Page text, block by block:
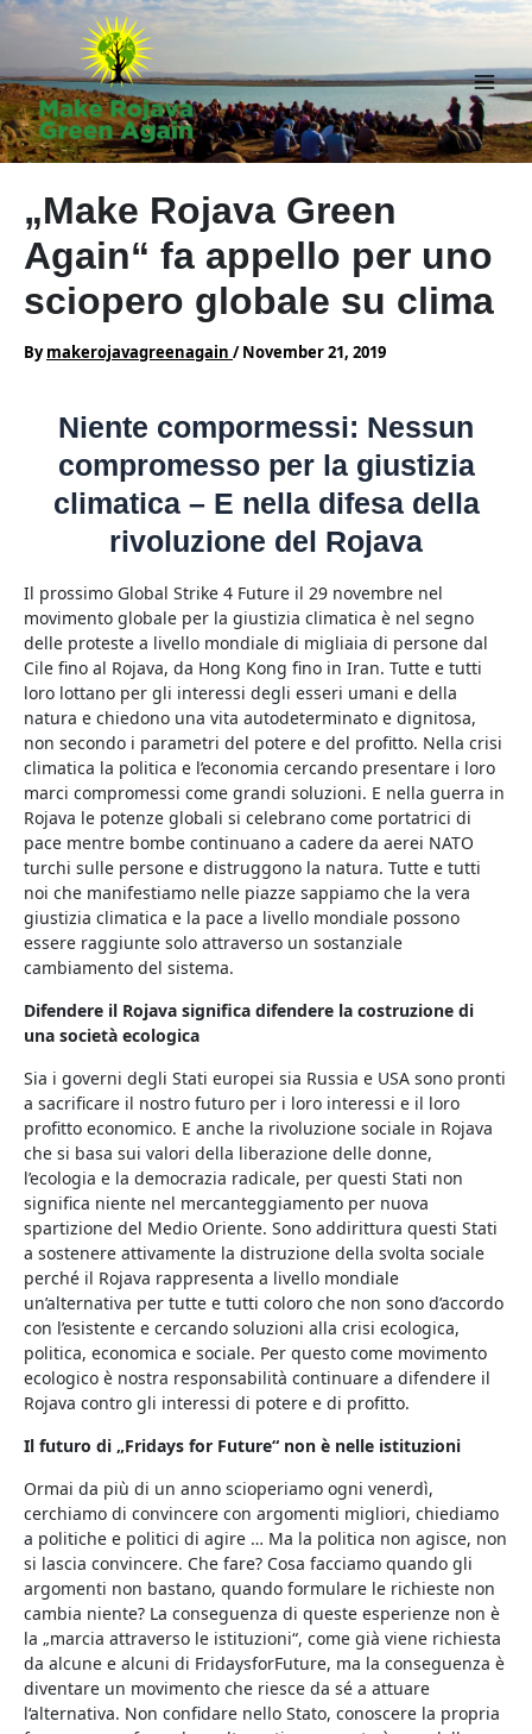
Skip
Main
„Make Rojava Green
Again“ fa appello per uno
sciopero globale su clima
Bymakerojavagreenagain /November 21, 2019
Niente compormessi: Nessun
compromesso per la giustizia
climatica – E nella difesa della
rivoluzione del Rojava
Il prossimo Global Strike 4 Future il 29 novembre nel
movimento globale per la giustizia climatica è nel segno
delle proteste a livello mondiale di migliaia di persone dal
Cile fino al Rojava, da Hong Kong fino in Iran. Tutte e tutti
loro lottano per gli interessi degli esseri umani e della
natura e chiedono una vita autodeterminato e dignitosa,
non secondo i parametri del potere e del profitto. Nella crisi
climatica la politica e l’economia cercando presentare i loro
marci compromessi come grandi soluzioni. E nella guerra in
Rojava le potenze globali si celebrano come portatrici di
pace mentre bombe continuano a cadere da aerei NATO
turchi sulle persone e distruggono la natura. Tutte e tutti
noi che manifestiamo nelle piazze sappiamo che la vera
giustizia climatica e la pace a livello mondiale possono
essere raggiunte solo attraverso un sostanziale
cambiamento del sistema.
Difendere il Rojava significa difendere la costruzione di
una società ecologica
Sia i governi degli Stati europei sia Russia e USA sono pronti
a sacrificare il nostro futuro per i loro interessi e il loro
profitto economico. E anche la rivoluzione sociale in Rojava
che si basa sui valori della liberazione delle donne,
l’ecologia e la democrazia radicale, per questi Stati non
significa niente nel mercanteggiamento per nuova
spartizione del Medio Oriente. Sono addirittura questi Stati
a sostenere attivamente la distruzione della svolta sociale
perché il Rojava rappresenta a livello mondiale
un’alternativa per tutte e tutti coloro che non sono d’accordo
con l’esistente e cercando soluzioni alla crisi ecologica,
politica, economica e sociale. Per questo come movimento
ecologico è nostra responsabilità continuare a difendere il
Rojava contro gli interessi di potere e di profitto.
Il futuro di „Fridays for Future“ non è nelle istituzioni
Ormai da più di un anno scioperiamo ogni venerdì,
cerchiamo di convincere con argomenti migliori, chiediamo
a politiche e politici di agire … Ma la politica non agisce, non
si lascia convincere. Che fare? Cosa facciamo quando gli
argomenti non bastano, quando formulare le richieste non
cambia niente? La conseguenza di queste esperienze non è
la „marcia attraverso le istituzioni“, come già viene richiesta
da alcune e alcuni di FridaysforFuture, ma la conseguenza è
diventare un movimento che riesce da sé a attuare
l‘alternativa. Non confidare nello Stato, conoscere la propria